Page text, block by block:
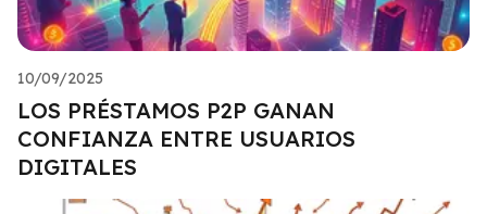
10/09/2025
LOS PRÉSTAMOS P2P GANAN
CONFIANZA ENTRE USUARIOS
DIGITALES